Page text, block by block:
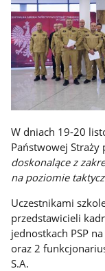
W dniach 19-20
Państwowej Straży
doskonalące z
na poziomie
Uczestnikami
przedstawicieli
jednostkach PSP
oraz 2
S.A.